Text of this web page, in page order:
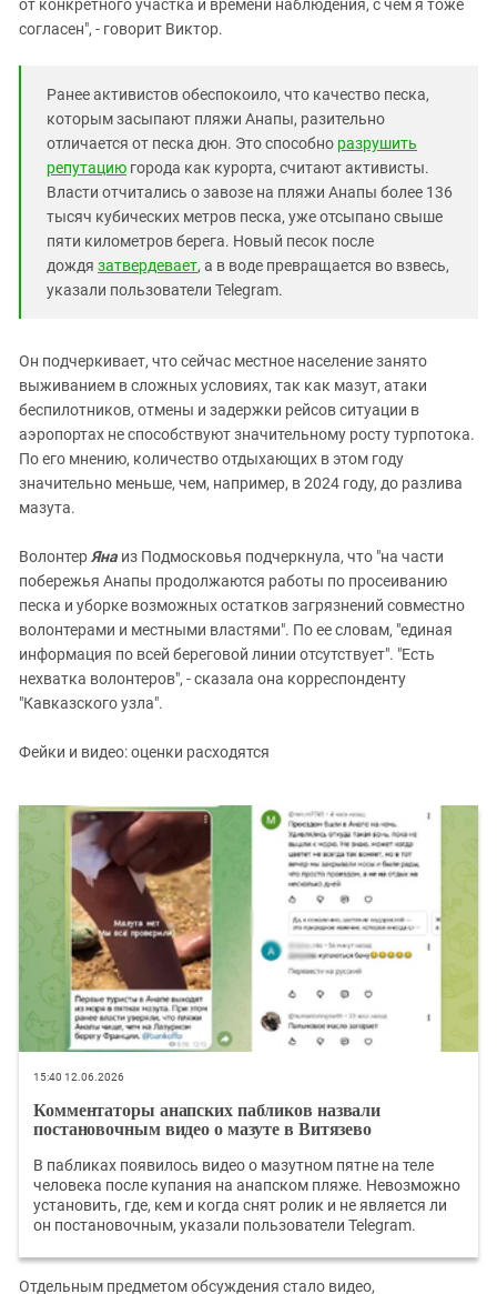
от конкретного участка и времени наблюдения, с чем я тоже
согласен", - говорит Виктор.
Ранее активистов обеспокоило, что качество песка,
которым засыпают пляжи Анапы, разительно
отличается от песка дюн. Это способно разрушить
репутацию города как курорта, считают активисты.
Власти отчитались о завозе на пляжи Анапы более 136
тысяч кубических метров песка, уже отсыпано свыше
пяти километров берега. Новый песок после
дождя затвердевает, а в воде превращается во взвесь,
указали пользователи Telegram.
Он подчеркивает, что сейчас местное население занято
выживанием в сложных условиях, так как мазут, атаки
беспилотников, отмены и задержки рейсов ситуации в
аэропортах не способствуют значительному росту турпотока.
По его мнению, количество отдыхающих в этом году
значительно меньше, чем, например, в 2024 году, до разлива
мазута.
Волонтер Яна из Подмосковья подчеркнула, что "на части
побережья Анапы продолжаются работы по просеиванию
песка и уборке возможных остатков загрязнений совместно
волонтерами и местными властями". По ее словам, "единая
информация по всей береговой линии отсутствует". "Есть
нехватка волонтеров", - сказала она корреспонденту
"Кавказского узла".
Фейки и видео: оценки расходятся
15:40 12.06.2026
Комментаторы анапских пабликов назвали
постановочным видео о мазуте в Витязево
В пабликах появилось видео о мазутном пятне на теле
человека после купания на анапском пляже. Невозможно
установить, где, кем и когда снят ролик и не является ли
он постановочным, указали пользователи Telegram.
Отдельным предметом обсуждения стало видео,